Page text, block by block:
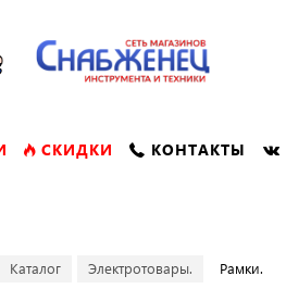
СКИДКИ КОНТАКТЫ
Каталог Электротовары. Рамки.